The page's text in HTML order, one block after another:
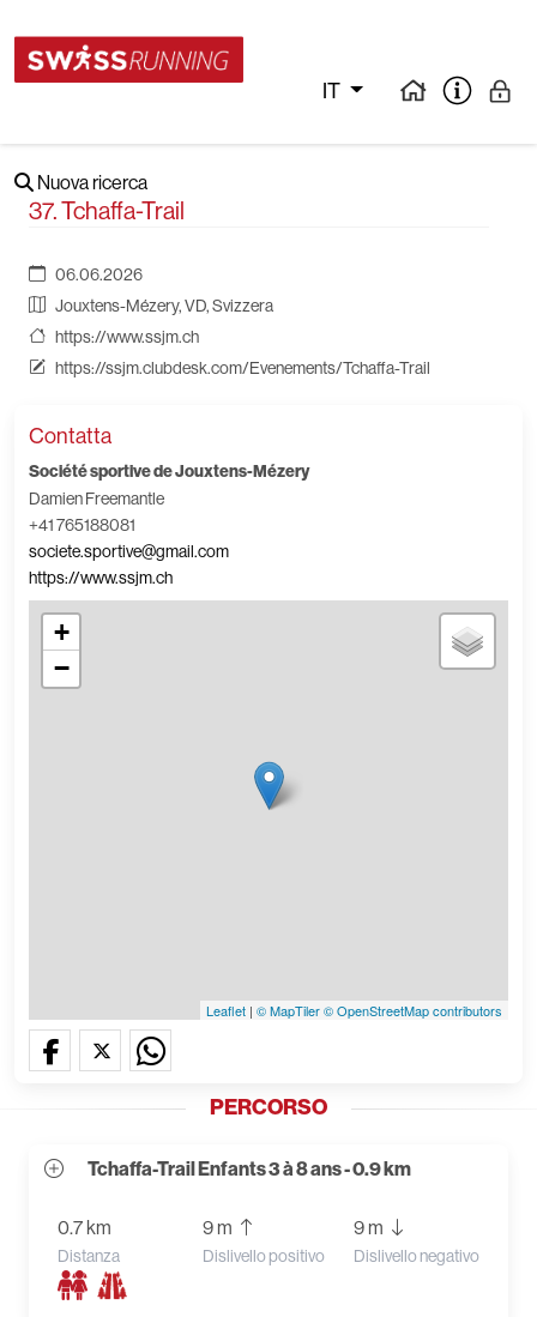
IT
Nuova ricerca
37. Tchaffa-Trail
06.06.2026
Jouxtens-Mézery, VD, Svizzera
https://www.ssjm.ch
https://ssjm.clubdesk.com/Evenements/Tchaffa-Trail
Contatta
Société sportive de Jouxtens-Mézery
Damien Freemantle
+41 765188081
societe.sportive@gmail.com
https://www.ssjm.ch
+
−
Leaflet | © MapTiler© OpenStreetMap contributors
PERCORSO
Tchaffa-Trail Enfants 3 à 8 ans - 0.9 km
0.7 km
Distanza
9 m
Dislivello positivo
9 m
Dislivello negativo